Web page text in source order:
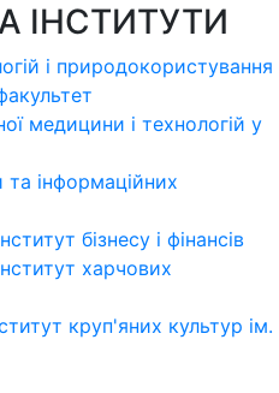
ІНСТИТУТИ
і природокористування
медицини і технологій у
інформаційних
бізнесу і фінансів
харчових
круп'яних культур ім.